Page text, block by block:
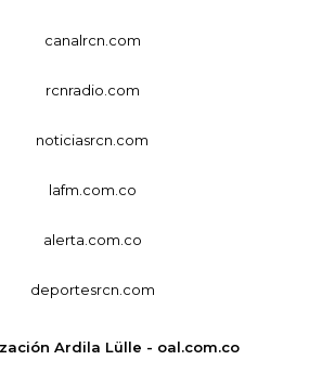
canalrcn.com
rcnradio.com
noticiasrcn.com
lafm.com.co
alerta.com.co
deportesrcn.com
Ardila Lülle - oal.com.co